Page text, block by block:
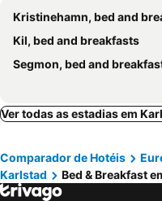
Kristinehamn, bed and
Kil, bed and breakfasts
Segmon, bed and
Ver todas as estadias em
Comparador de Hotéis
Karlstad
Bed & Breakfast